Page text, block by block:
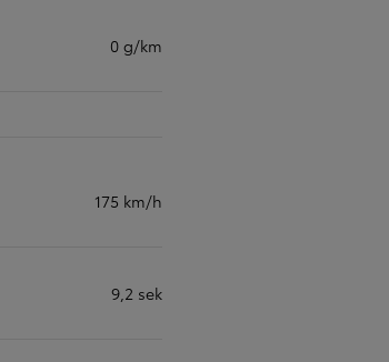
0 g/km
175 km/h
9,2 sek